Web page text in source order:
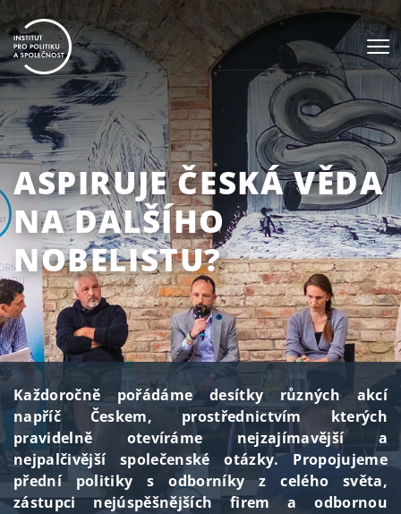
ASPIRUJE ČESKÁ VĚDA
NA DALŠÍHO
NOBELISTU?
Každoročně pořádáme desítky různých akcí
napříč Českem, prostřednictvím kterých
pravidelně otevíráme nejzajímavější a
nejpalčivější společenské otázky. Propojujeme
přední politiky s odborníky z celého světa,
zástupci nejúspěšnějších firem a odbornou